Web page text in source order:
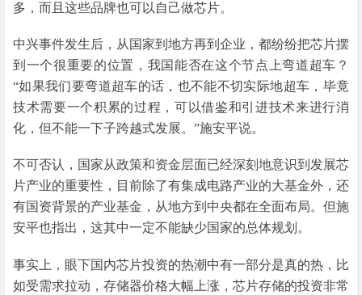
多，而且这些品牌也可以自己做芯片。
中兴事件发生后，从国家到地方再到企业，都纷纷把芯片摆
到一个很重要的位置，我国能否在这个节点上弯道超车？
“如果我们要弯道超车的话，也不能不切实际地超车，毕竟
技术需要一个积累的过程，可以借鉴和引进技术来进行消
化，但不能一下子跨越式发展。”施安平说。
不可否认，国家从政策和资金层面已经深刻地意识到发展芯
片产业的重要性，目前除了有集成电路产业的大基金外，还
有国资背景的产业基金，从地方到中央都在全面布局。但施
安平也指出，这其中一定不能缺少国家的总体规划。
事实上，眼下国内芯片投资的热潮中有一部分是真的热，比
如受需求拉动，存储器价格大幅上涨，芯片存储的投资非常